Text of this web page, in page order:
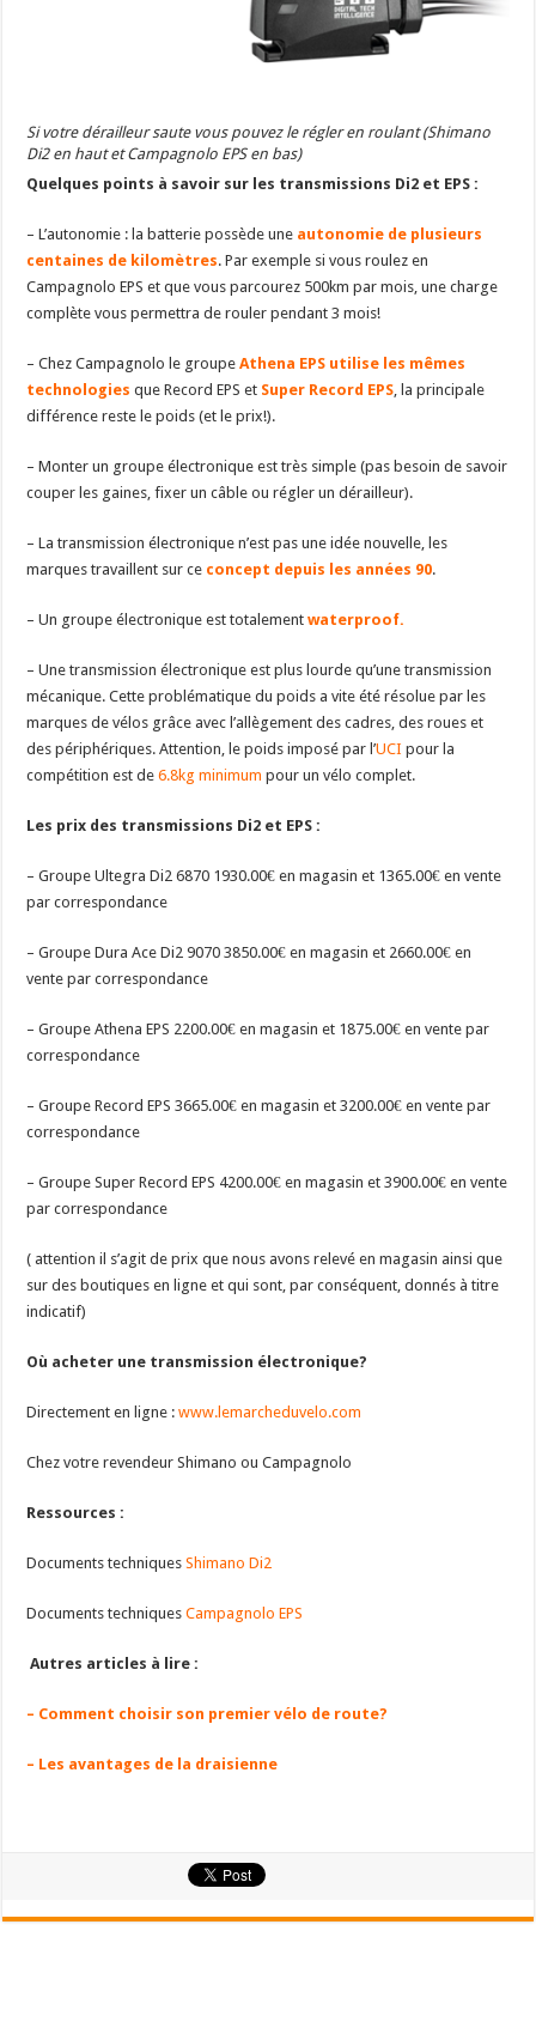
Si votre dérailleur saute vous pouvez le régler en roulant (Shimano
Di2 en haut et Campagnolo EPS en bas)
Quelques points à savoir sur les transmissions Di2 et EPS :
– L’autonomie : la batterie possède une autonomie de plusieurs
centaines de kilomètres. Par exemple si vous roulez en
Campagnolo EPS et que vous parcourez 500km par mois, une charge
complète vous permettra de rouler pendant 3 mois!
– Chez Campagnolo le groupeAthena EPS utilise les mêmes
technologies que Record EPS et Super Record EPS, la principale
différence reste le poids (et le prix!).
– Monter un groupe électronique est très simple (pas besoin de savoir
couper les gaines, fixer un câble ou régler un dérailleur).
– La transmission électronique n’est pas une idée nouvelle, les
marques travaillent sur ce concept depuis les années 90.
– Un groupe électronique est totalement waterproof.
– Une transmission électronique est plus lourde qu’une transmission
mécanique. Cette problématique du poids a vite été résolue par les
marques de vélos grâce avec l’allègement des cadres, des roues et
des périphériques. Attention, le poids imposé par l’UCI pour la
compétition est de6.8kg minimum pour un vélo complet.
Les prix des transmissions Di2 et EPS :
– Groupe Ultegra Di2 6870 1930.00€ en magasin et 1365.00€ en vente
par correspondance
– Groupe Dura Ace Di2 9070 3850.00€ en magasin et 2660.00€ en
vente par correspondance
– Groupe Athena EPS 2200.00€ en magasin et 1875.00€ en vente par
correspondance
– Groupe Record EPS 3665.00€ en magasin et 3200.00€ en vente par
correspondance
– Groupe Super Record EPS 4200.00€ en magasin et 3900.00€ en vente
par correspondance
( attention il s’agit de prix que nous avons relevé en magasin ainsi que
sur des boutiques en ligne et qui sont, par conséquent, donnés à titre
indicatif)
Où acheter une transmission électronique?
Directement en ligne :www.lemarcheduvelo.com
Chez votre revendeur Shimano ou Campagnolo
Ressources :
Documents techniquesShimano Di2
Documents techniquesCampagnolo EPS
Autres articles à lire :
– Comment choisir son premier vélo de route?
– Les avantages de la draisienne